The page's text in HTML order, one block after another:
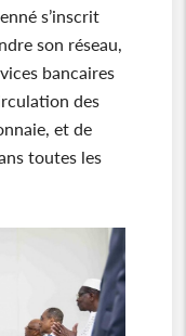
s’inscrit
son réseau,
bancaires
des
et de
toutes les